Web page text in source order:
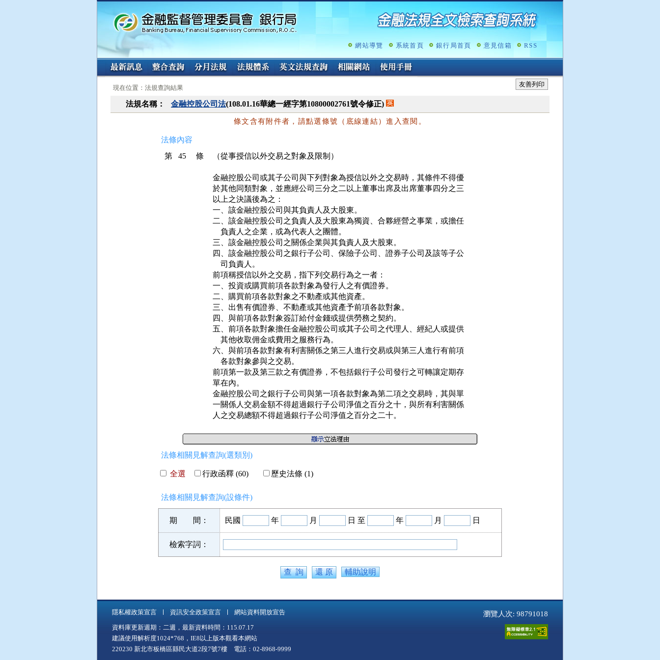
跳
容
網站導覽 系統首頁 銀行局首頁 意見信箱 RSS
:::
現在位置：法規查詢結果 友善列印
法規名稱： 金融控股公司法(108.01.16華總一經字第10800002761號令修正)
條文含有附件者，請點選條號（底線連結）進入查閱。
法條內容
第 45 條
（從事授信以外交易之對象及限制）
金融控股公司或其子公司與下列對象為授信以外之交易時，其條件不得優
於其他同類對象，並應經公司三分之二以上董事出席及出席董事四分之三
以上之決議後為之：
一、該金融控股公司與其負責人及大股東。
二、該金融控股公司之負責人及大股東為獨資、合夥經營之事業，或擔任
    負責人之企業，或為代表人之團體。
三、該金融控股公司之關係企業與其負責人及大股東。
四、該金融控股公司之銀行子公司、保險子公司、證券子公司及該等子公
    司負責人。
前項稱授信以外之交易，指下列交易行為之一者：
一、投資或購買前項各款對象為發行人之有價證券。
二、購買前項各款對象之不動產或其他資產。
三、出售有價證券、不動產或其他資產予前項各款對象。
四、與前項各款對象簽訂給付金錢或提供勞務之契約。
五、前項各款對象擔任金融控股公司或其子公司之代理人、經紀人或提供
    其他收取佣金或費用之服務行為。
六、與前項各款對象有利害關係之第三人進行交易或與第三人進行有前項
    各款對象參與之交易。
前項第一款及第三款之有價證券，不包括銀行子公司發行之可轉讓定期存
單在內。
金融控股公司之銀行子公司與第一項各款對象為第二項之交易時，其與單
一關係人交易金額不得超過銀行子公司淨值之百分之十，與所有利害關係
人之交易總額不得超過銀行子公司淨值之百分之二十。
法條相關見解查詢(選類別)
全選 行政函釋 (60) 歷史法條 (1)
法條相關見解查詢(設條件)
期 間： 民國 年 月 日 至 年 月 日
檢索字詞：
輔助說明
隱私權政策宣言 資訊安全政策宣言 網站資料開放宣告 瀏覽人次: 98791018
資料庫更新週期：二週，最新資料時間：115.07.17
建議使用解析度1024*768，IE8以上版本觀看本網站
220230 新北市板橋區縣民大道2段7號7樓 電話：02-8968-9999